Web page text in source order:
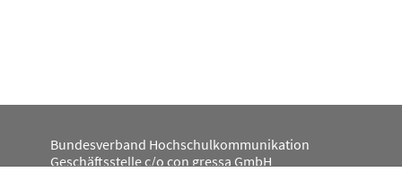
Bundesverband Hochschulkommunikation
Geschäftsstelle c/o con gressa GmbH